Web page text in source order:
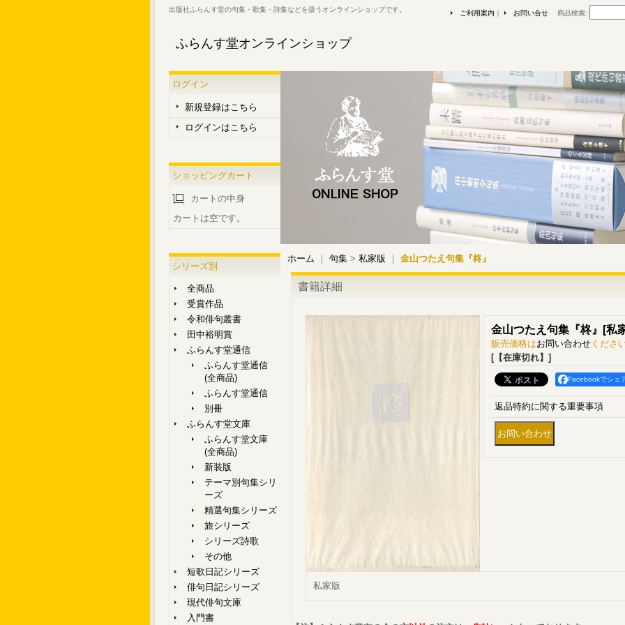
出版社ふらんす堂の句集・歌集・詩集などを扱うオンラインショップです。
ふらんす堂オンラインショップ
ご利用案内 お問い合せ 商品検索:
ログイン
新規登録はこちら
ログインはこちら
ショッピングカート
カートの中身
カートは空です。
シリーズ別
全商品
受賞作品
令和俳句叢書
田中裕明賞
ふらんす堂通信
ふらんす堂通信
(全商品)
ふらんす堂通信
別冊
ふらんす堂文庫
ふらんす堂文庫
(全商品)
新装版
テーマ別句集シリ
ーズ
精選句集シリーズ
旅シリーズ
シリーズ詩歌
その他
短歌日記シリーズ
俳句日記シリーズ
現代俳句文庫
入門書
ホーム ｜ 句集 > 私家版 ｜ 金山つたえ句集『柊』
書籍詳細
金山つたえ句集『柊』 [私
販売価格はお問い合わせ ください
[【在庫切れ】]
Facebookでシェ
返品特約に関する重要事項
私家版